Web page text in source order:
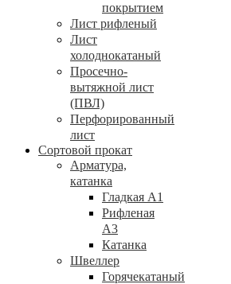
покрытием
Лист рифленый
Лист
холоднокатаный
Просечно-
вытяжной лист
(ПВЛ)
Перфорированный
лист
Сортовой прокат
Арматура,
катанка
Гладкая А1
Рифленая
А3
Катанка
Швеллер
Горячекатаный